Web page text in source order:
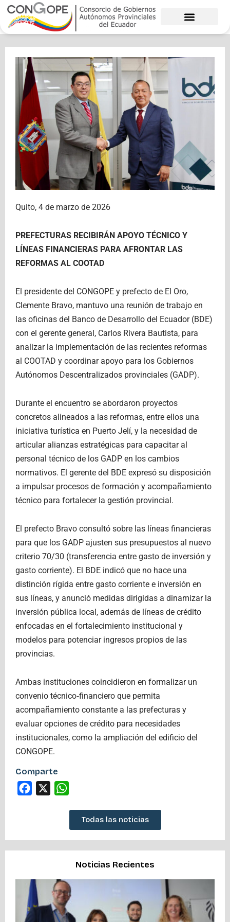
contenido
Quito, 4 de marzo de 2026
PREFECTURAS RECIBIRÁN APOYO TÉCNICO Y
LÍNEAS FINANCIERAS PARA AFRONTAR LAS
REFORMAS AL COOTAD
El presidente del CONGOPE y prefecto de El Oro,
Clemente Bravo, mantuvo una reunión de trabajo en
las oficinas del Banco de Desarrollo del Ecuador (BDE)
con el gerente general, Carlos Rivera Bautista, para
analizar la implementación de las recientes reformas
al COOTAD y coordinar apoyo para los Gobiernos
Autónomos Descentralizados provinciales (GADP).
Durante el encuentro se abordaron proyectos
concretos alineados a las reformas, entre ellos una
iniciativa turística en Puerto Jelí, y la necesidad de
articular alianzas estratégicas para capacitar al
personal técnico de los GADP en los cambios
normativos. El gerente del BDE expresó su disposición
a impulsar procesos de formación y acompañamiento
técnico para fortalecer la gestión provincial.
El prefecto Bravo consultó sobre las líneas financieras
para que los GADP ajusten sus presupuestos al nuevo
criterio 70/30 (transferencia entre gasto de inversión y
gasto corriente). El BDE indicó que no hace una
distinción rígida entre gasto corriente e inversión en
sus líneas, y anunció medidas dirigidas a dinamizar la
inversión pública local, además de líneas de crédito
enfocadas en el fortalecimiento institucional y
modelos para potenciar ingresos propios de las
provincias.
Ambas instituciones coincidieron en formalizar un
convenio técnico‑financiero que permita
acompañamiento constante a las prefecturas y
evaluar opciones de crédito para necesidades
institucionales, como la ampliación del edificio del
CONGOPE.
Comparte
Facebook
Todas las noticias
Noticias Recientes